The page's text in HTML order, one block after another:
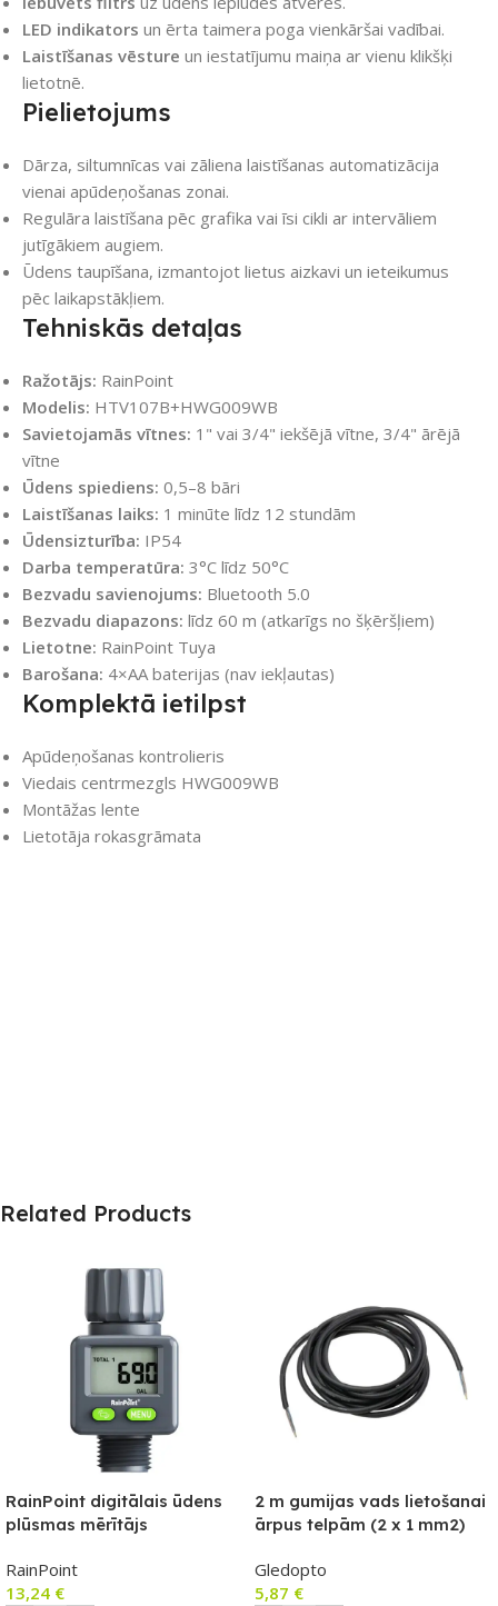
LED indikators un ērta taimera poga vienkāršai vadībai.
Laistīšanas vēsture un iestatījumu maiņa ar vienu klikšķi
lietotnē.
Pielietojums
Dārza, siltumnīcas vai zāliena laistīšanas automatizācija
vienai apūdeņošanas zonai.
Regulāra laistīšana pēc grafika vai īsi cikli ar intervāliem
jutīgākiem augiem.
Ūdens taupīšana, izmantojot lietus aizkavi un ieteikumus
pēc laikapstākļiem.
Tehniskās detaļas
Ražotājs: RainPoint
Modelis: HTV107B+HWG009WB
Savietojamās vītnes: 1" vai 3/4" iekšējā vītne, 3/4" ārējā
vītne
Ūdens spiediens: 0,5–8 bāri
Laistīšanas laiks: 1 minūte līdz 12 stundām
Ūdensizturība: IP54
Darba temperatūra: 3°C līdz 50°C
Bezvadu savienojums: Bluetooth 5.0
Bezvadu diapazons: līdz 60 m (atkarīgs no šķēršļiem)
Lietotne: RainPoint Tuya
Barošana: 4×AA baterijas (nav iekļautas)
Komplektā ietilpst
Apūdeņošanas kontrolieris
Viedais centrmezgls HWG009WB
Montāžas lente
Lietotāja rokasgrāmata
Related Products
RainPoint digitālais ūdens
plūsmas mērītājs
RainPoint
13,24 €
2 m gumijas vads lietošanai
ārpus telpām (2 x 1 mm2)
Gledopto
5,87 €